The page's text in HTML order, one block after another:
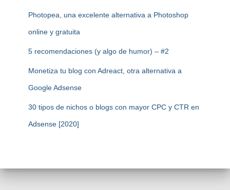
Photopea, una excelente alternativa a Photoshop
online y gratuita
5 recomendaciones (y algo de humor) – #2
Monetiza tu blog con Adreact, otra alternativa a
Google Adsense
30 tipos de nichos o blogs con mayor CPC y CTR en
Adsense [2020]